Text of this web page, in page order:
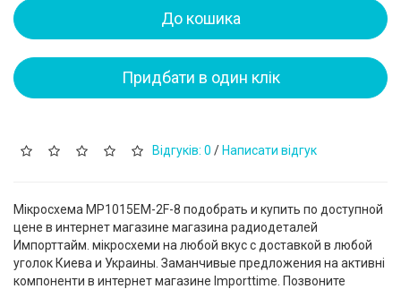
До кошика
Придбати в один клік
Відгуків: 0 / Написати відгук
Мікросхема MP1015EM-2F-8 подобрать и купить по доступной
цене в интернет магазине магазина радиодеталей
Импорттайм. мікросхеми на любой вкус с доставкой в любой
уголок Киева и Украины. Заманчивые предложения на активні
компоненти в интернет магазине Importtime. Позвоните